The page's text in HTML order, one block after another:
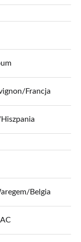
Francja
Belgia